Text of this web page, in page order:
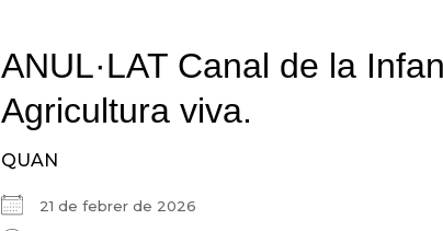
ANUL·LAT Canal de la
Agricultura viva.
QUAN
21 de febrer de 2026